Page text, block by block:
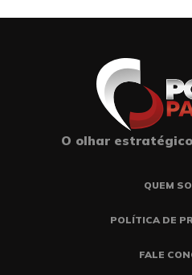
O olhar
QUEM
POLÍTICA DE
FALE